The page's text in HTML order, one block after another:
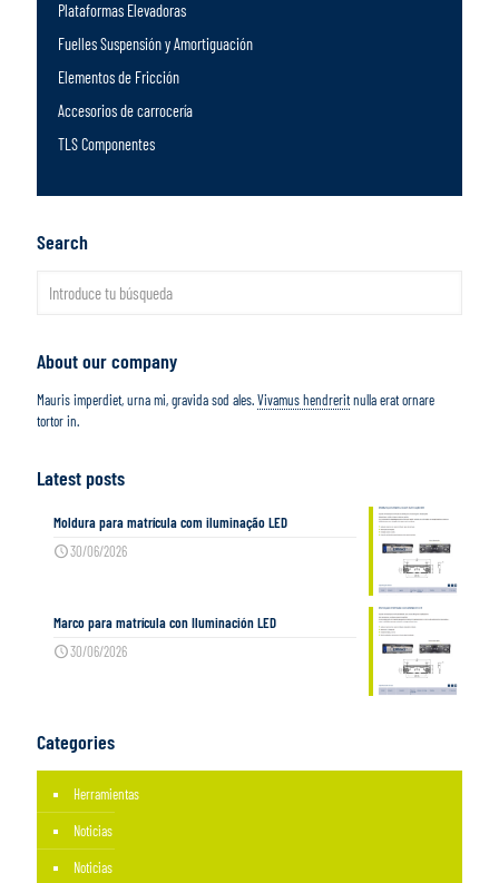
Plataformas Elevadoras
Fuelles Suspensión y Amortiguación
Elementos de Fricción
Accesorios de carrocería
TLS Componentes
Search
About our company
Mauris imperdiet, urna mi, gravida sod ales.Vivamus hendreritnulla erat ornare
tortor in.
Latest posts
Moldura para matrícula com iluminação LED
30/06/2026
Marco para matrícula con Iluminación LED
30/06/2026
Categories
Herramientas
Noticias
Noticias